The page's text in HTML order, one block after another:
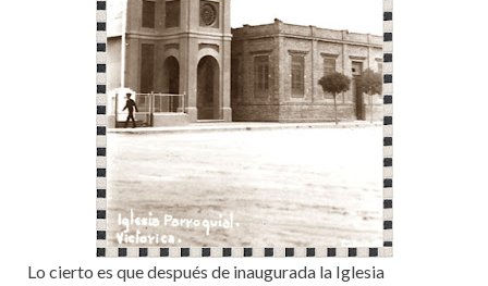
Lo cierto es que después de inaugurada la Iglesia